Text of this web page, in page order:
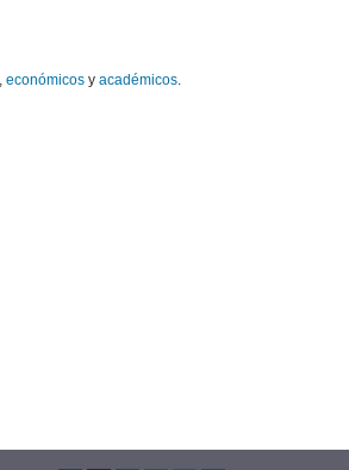
económicos y académicos.